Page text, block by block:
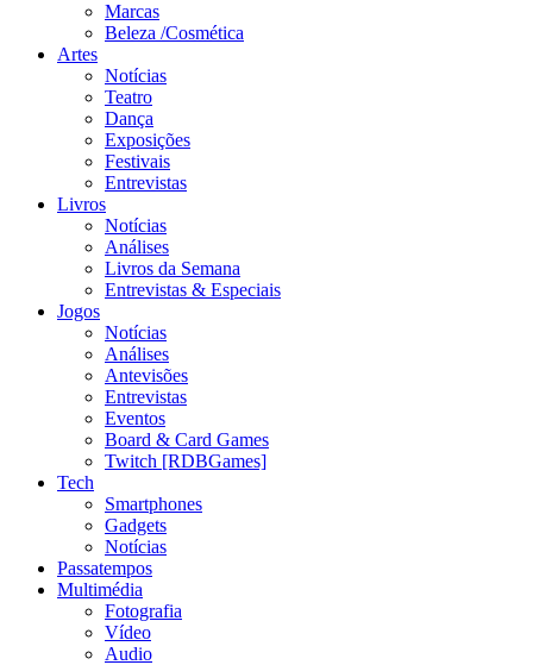
Marcas
Beleza /Cosmética
Artes
Notícias
Teatro
Dança
Exposições
Festivais
Entrevistas
Livros
Notícias
Análises
Livros da Semana
Entrevistas & Especiais
Jogos
Notícias
Análises
Antevisões
Entrevistas
Eventos
Board & Card Games
Twitch [RDBGames]
Tech
Smartphones
Gadgets
Notícias
Passatempos
Multimédia
Fotografia
Vídeo
Audio